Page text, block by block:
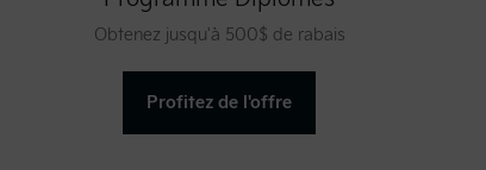
Obtenez jusqu'à 500$ de rabais
Profitez de l'offre